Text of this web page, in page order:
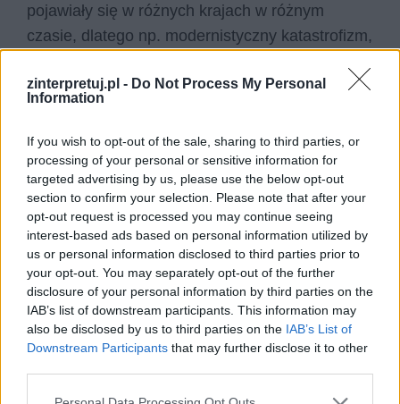
zinterpretuj.pl - Do Not Process My Personal
Information
If you wish to opt-out of the sale, sharing to third parties, or
processing of your personal or sensitive information for
targeted advertising by us, please use the below opt-out
section to confirm your selection. Please note that after your
opt-out request is processed you may continue seeing
interest-based ads based on personal information utilized by
us or personal information disclosed to third parties prior to
your opt-out. You may separately opt-out of the further
disclosure of your personal information by third parties on the
IAB’s list of downstream participants. This information may
also be disclosed by us to third parties on the IAB’s List of
Downstream Participants that may further disclose it to other
pojawiały się w różnych krajach w różnym
czasie, dlatego np. modernistyczny katastrofizm,
dziesięcioleciu XX wieku, w Polsce zaliczany
Międzywojennego. Za najwybitniejszych
twórców literatury modernistycznej na świecie
można uznać:
Charles Baudelaire;
Arthur Rimbaud;
Paul Verlain;
August Strindberg;
…a w Polsce:
Kazimierz Przerwa-Tetmajer;